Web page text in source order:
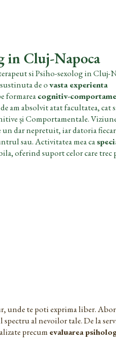
in Cluj-Napoca
si Psiho-sexolog in Cluj-
de ovasta experienta
formareacognitiv-
am absolvit atat facultatea, cat
și Comportamentale.
un dar nepretuit, iar datoria
sau. Activitatea mea ca
oferind suport celor care trec
unde te poti exprima liber.
al nevoilor tale. De la
precum evaluarea